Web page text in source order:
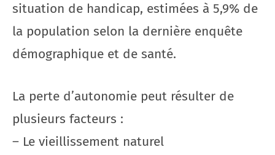
situation de handicap, estimées à 5,9% de
la population selon la dernière enquête
démographique et de santé.
La perte d’autonomie peut résulter de
plusieurs facteurs :
– Le vieillissement naturel